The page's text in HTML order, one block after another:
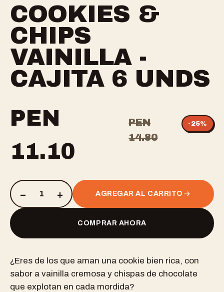
COOKIES &
CHIPS
VAINILLA -
CAJITA 6 UNDS
PEN
11.10
PEN
14.80
- 25%
– 1 + AGREGAR AL CARRITO
COMPRAR AHORA
¿Eres de los que aman una cookie bien rica, con
sabor a vainilla cremosa y chispas de chocolate
que explotan en cada mordida?